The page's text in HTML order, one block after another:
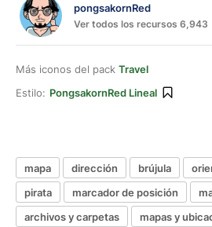
pongsakornRed
Ver todos los recursos 6,943
Más iconos del pack Travel
Estilo: PongsakornRed Lineal
mapa dirección brújula
pirata
marcador de posición
archivos y carpetas
mapas y